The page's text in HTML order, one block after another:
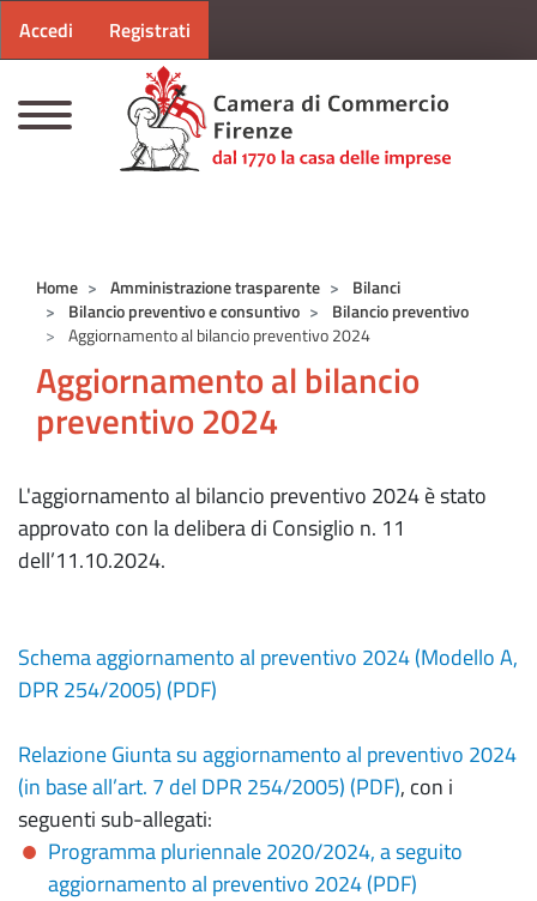
Menu profilo utente
Accedi Registrati
Home Amministrazione trasparente
Bilanci
Bilancio preventivo e consuntivo
Bilancio preventivo
Aggiornamento al bilancio preventivo 2024
Aggiornamento al bilancio
preventivo 2024
L'aggiornamento al bilancio preventivo 2024 è stato
approvato con la delibera di Consiglio n. 11
dell’11.10.2024.
Schema aggiornamento al preventivo 2024 (Modello A,
DPR 254/2005) (PDF)
Relazione Giunta su aggiornamento al preventivo 2024
(in base all’art. 7 del DPR 254/2005) (PDF), con i
seguenti sub-allegati:
Programma pluriennale 2020/2024, a seguito
aggiornamento al preventivo 2024 (PDF)